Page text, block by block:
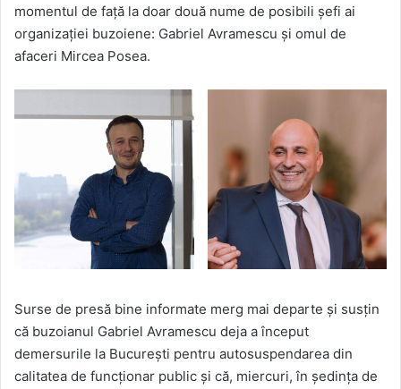
momentul de față la doar două nume de posibili șefi ai
organizației buzoiene: Gabriel Avramescu și omul de
afaceri Mircea Posea.
Surse de presă bine informate merg mai departe și susțin
că buzoianul Gabriel Avramescu deja a început
demersurile la București pentru autosuspendarea din
calitatea de funcționar public și că, miercuri, în ședința de